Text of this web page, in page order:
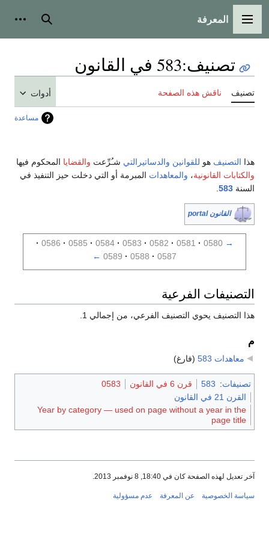
القائمة الرئيسية
المعرفة بحث
تصنيف:583 في القانون
تصنيف ناقش هذه الصفحة أدوات
مساعدة
هذا التصنيف هو للقوانين والدساتيرالتي شـُرِّعت والقضايا المحكوم فيها
والكتابات القانونية، والمعاهدات المبرمة أو التي دخلت حيز التنفيذ في
السنة 583
القانون portal
→
0580
0581
0582
0583
0584
0585
0586
0587
0588
0589
←
التصنيفات الفرعية
هذا التصنيف يحوي التصنيف الفرعي، من إجمالي 1.
م
معاهدات 583 (فارغ)
تصنيفات:
583 قرن 6 في القانون
0583
القرن 21 في القانون
Year by category — used on page without a year in the
page title
آخر تعديل لهذه الصفحة كان في 18:40, 8 نوفمبر 2013.
سياسة الخصوصية عن المعرفة عدم مسؤولية